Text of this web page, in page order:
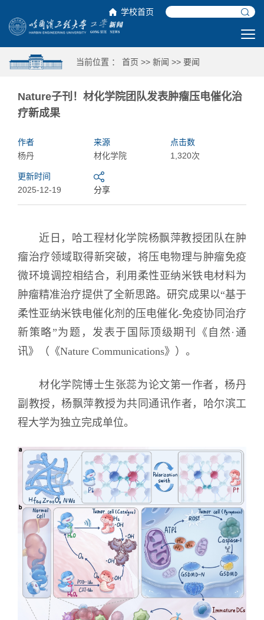
学校首页
当前位置 ： 首页 >> 新闻 >> 要闻
Nature子刊！材化学院团队发表肿瘤压电催化治
疗新成果
作者
杨丹
来源
材化学院
点击数
1,320次
更新时间
2025-12-19
分享
近日，哈工程材化学院杨飘萍教授团队在肿
瘤治疗领域取得新突破，将压电物理与肿瘤免疫
微环境调控相结合，利用柔性亚纳米铁电材料为
肿瘤精准治疗提供了全新思路。研究成果以“基于
柔性亚纳米铁电催化剂的压电催化-免疫协同治疗
新策略”为题，发表于国际顶级期刊《自然·通
讯》（《Nature Communications》）。
材化学院博士生张蕊为论文第一作者，杨丹
副教授，杨飘萍教授为共同通讯作者，哈尔滨工
程大学为独立完成单位。